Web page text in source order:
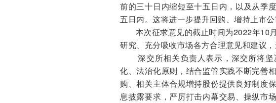
前的三十日内缩短至十五日内，以及从季
五日内。这将进一步提升回购、增持上市公
本次征求意见的截止时间为2022年10
研究、充分吸收市场各方合理意见和建议
深交所相关负责人表示，深交所将坚
化、法治化原则，结合监管实践不断完善
购、相关主体合规增持股份提供良好制度
息披露要求，严厉打击内幕交易、操纵市